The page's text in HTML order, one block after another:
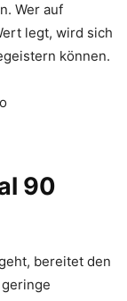
Wer auf
legt, wird sich
können.
90
bereitet den